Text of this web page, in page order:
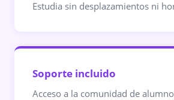
Estudia sin desplazamientos ni
Soporte incluido
Acceso a la comunidad de